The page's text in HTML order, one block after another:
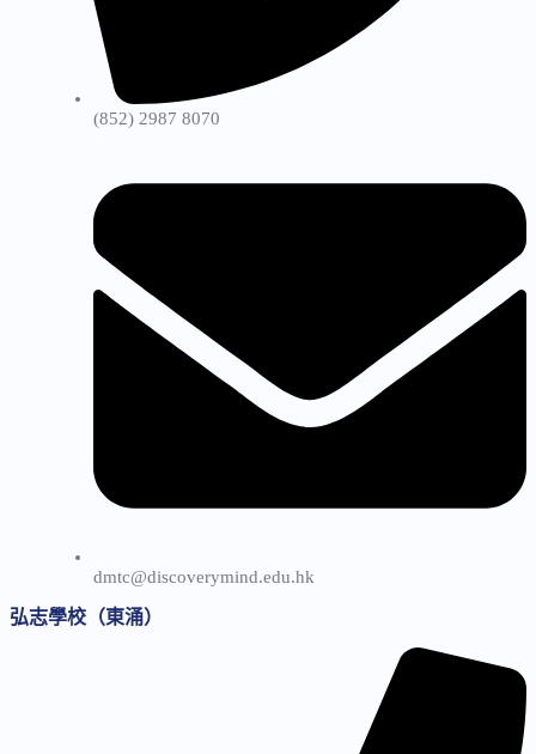
(852) 2987 8070
dmtc@discoverymind.edu.hk
弘志學校（東涌）